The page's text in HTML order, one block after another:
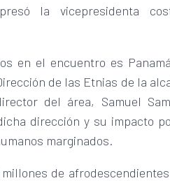
la vicepresidenta
en el encuentro es
de las Etnias de la
del área, Samuel
dirección y su impacto
marginados.
de